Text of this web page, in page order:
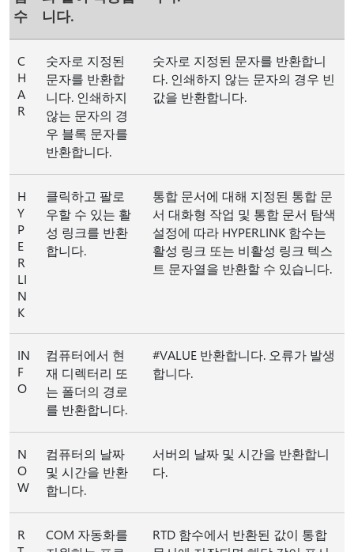
수
니다.
C
H
A
R
숫자로 지정된
문자를 반환합
니다. 인쇄하지
않는 문자의 경
우 블록 문자를
반환합니다.
숫자로 지정된 문자를 반환합니
다. 인쇄하지 않는 문자의 경우 빈
값을 반환합니다.
H
Y
P
E
R
LI
N
K
클릭하고 팔로
우할 수 있는 활
성 링크를 반환
합니다.
통합 문서에 대해 지정된 통합 문
서 대화형 작업 및 통합 문서 탐색
설정에 따라 HYPERLINK 함수는
활성 링크 또는 비활성 링크 텍스
트 문자열을 반환할 수 있습니다.
IN
F
O
컴퓨터에서 현
재 디렉터리 또
는 폴더의 경로
를 반환합니다.
#VALUE 반환합니다. 오류가 발생
합니다.
N
O
W
컴퓨터의 날짜
및 시간을 반환
합니다.
서버의 날짜 및 시간을 반환합니
다.
R
COM 자동화를
RTD 함수에서 반환된 값이 통합